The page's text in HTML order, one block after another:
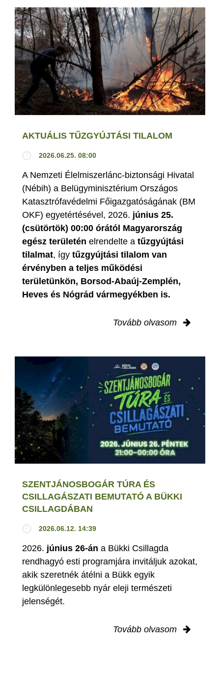
AKTUÁLIS TŰZGYÚJTÁSI TILALOM
2026.06.25. 08:00
A Nemzeti Élelmiszerlánc-biztonsági Hivatal
(Nébih) a Belügyminisztérium Országos
Katasztrófavédelmi Főigazgatóságának (BM
OKF) egyetértésével, 2026. június 25.
(csütörtök) 00:00 órától Magyarország
egész területén elrendelte a tűzgyújtási
tilalmat, így tűzgyújtási tilalom van
érvényben a teljes működési
területünkön, Borsod-Abaúj-Zemplén,
Heves és Nógrád vármegyékben is.
Tovább olvasom
SZENTJÁNOSBOGÁR TÚRA ÉS
CSILLAGÁSZATI BEMUTATÓ A BÜKKI
CSILLAGDÁBAN
2026.06.12. 14:39
2026. június 26-án a Bükki Csillagda
rendhagyó esti programjára invitáljuk azokat,
akik szeretnék átélni a Bükk egyik
legkülönlegesebb nyár eleji természeti
jelenségét.
Tovább olvasom